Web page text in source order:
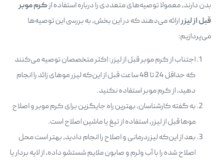
بدن دارند، معمولا توصیه‌های متعددی را درباره استفاده ازکرم موبر
قبل از لیزرارائه می‌دهند که در این بخش، به بررسی این توصیه‌ها
می‌پردازیم:
اجتناب از کرم موبر قبل از لیزر: اکثر متخصصان توصیه می‌کنند
که حداقل 24 تا 48 ساعت قبل از این‌که لیزر موهای زائد را انجام
دهید، از کرم موبر استفاده نکنید.
به گفته کارشناسان، بهترین راه جایگزین برای کرم موبر و اصلاح
موها قبل از لیزر، استفاده از تیغ یا ماشین اصلاح است.
بعد از این‌که لیزردرمانی و اصلاح را انجام دادید، بهتر است محل
اصلاح شده را با آب ولرم و صابون ملایم شستشو داده، از لایه بردار یا